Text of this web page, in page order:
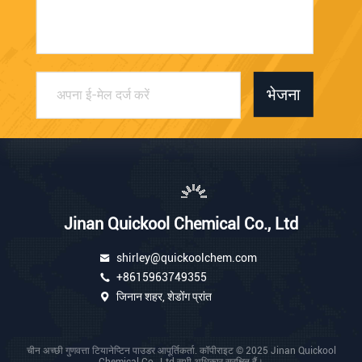
भेजना
Jinan Quickool Chemical Co., Ltd
shirley@quickoolchem.com
+8615963749355
जिनान शहर, शेडोंग प्रांत
चीन अच्छी गुणवत्ता टियानेप्टिन पाउडर आपूर्तिकर्ता. कॉपीराइट © 2025 Jinan Quickool